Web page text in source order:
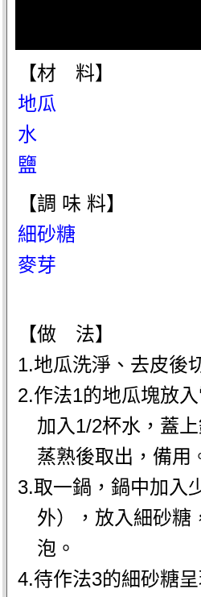
【材 料】
地瓜
水
鹽
【調 味 料】
細砂糖
麥芽
【做 法】
1.地瓜洗淨、去皮後
2.作法1的地瓜塊放
加入1/2杯水，蓋
蒸熟後取出，備用
3.取一鍋，鍋中加入
外），放入細砂糖
泡。
4.待作法3的細砂糖